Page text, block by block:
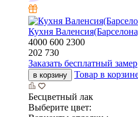
Кухня
4000 600 2300
202 730
Заказать бесплатный замер
в корзину Товар в
Бесцветный лак
Выберите цвет: